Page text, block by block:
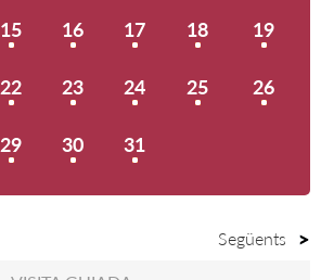
15 16 17 18 19
22 23 24 25 26
29 30 31
Següents